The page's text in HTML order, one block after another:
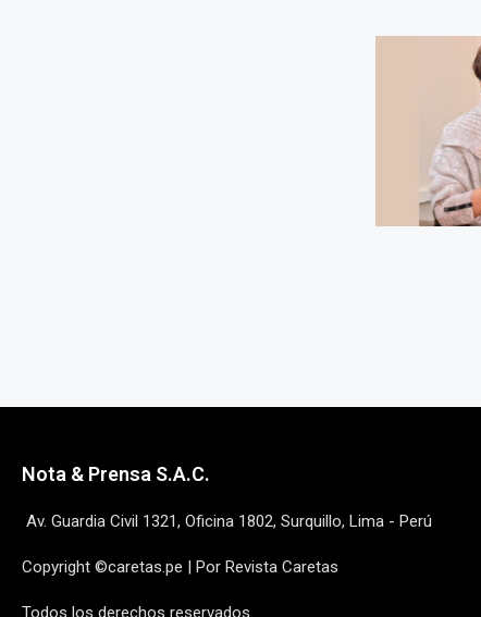
Nota & Prensa S.A.C.
Av. Guardia Civil 1321, Oficina 1802, Surquillo, Lima - Perú
Copyright ©caretas.pe | Por Revista Caretas
Todos los derechos reservados